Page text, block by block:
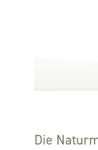
Die